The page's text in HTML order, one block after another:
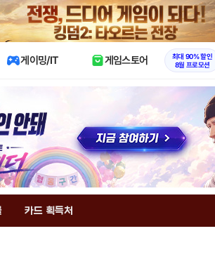
X
게이밍/IT 게임스토어
최대 90% 할인
8월 프로모션
카드 획득처